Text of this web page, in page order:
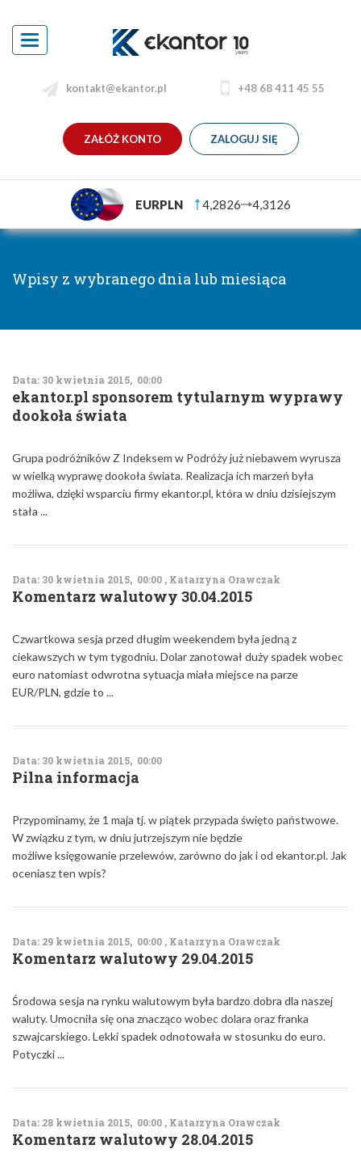
Toggle
navigation
kontakt@ekantor.pl +48 68 411 45 55
ZAŁÓŻ KONTO ZALOGUJ SIĘ
EURPLN 4,2826 4,3126
Wpisy z wybranego dnia lub miesiąca
Data: 30 kwietnia 2015, 00:00
ekantor.pl sponsorem tytularnym wyprawy
dookoła świata
Grupa podróżników Z Indeksem w Podróży już niebawem wyrusza
w wielką wyprawę dookoła świata. Realizacja ich marzeń była
możliwa, dzięki wsparciu firmy ekantor.pl, która w dniu dzisiejszym
stała ...
Data: 30 kwietnia 2015, 00:00 , Katarzyna Orawczak
Komentarz walutowy 30.04.2015
Czwartkowa sesja przed długim weekendem była jedną z
ciekawszych w tym tygodniu. Dolar zanotował duży spadek wobec
euro natomiast odwrotna sytuacja miała miejsce na parze
EUR/PLN, gdzie to ...
Data: 30 kwietnia 2015, 00:00
Pilna informacja
Przypominamy, że 1 maja tj. w piątek przypada święto państwowe.
W związku z tym, w dniu jutrzejszym nie będzie
możliwe księgowanie przelewów, zarówno do jak i od ekantor.pl. Jak
oceniasz ten wpis?
Data: 29 kwietnia 2015, 00:00 , Katarzyna Orawczak
Komentarz walutowy 29.04.2015
Środowa sesja na rynku walutowym była bardzo dobra dla naszej
waluty. Umocniła się ona znacząco wobec dolara oraz franka
szwajcarskiego. Lekki spadek odnotowała w stosunku do euro.
Potyczki ...
Data: 28 kwietnia 2015, 00:00 , Katarzyna Orawczak
Komentarz walutowy 28.04.2015